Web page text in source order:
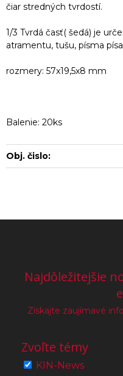
čiar stredných tvrdostí.
1/3 Tvrdá časť( šedá) je
atramentu, tušu, písma
rozmery: 57x19,5x8 mm
Balenie: 20ks
Obj. čislo:
Najdôležitejšie
Získajte zaujímavé
Zvoľte témy
KIN-News